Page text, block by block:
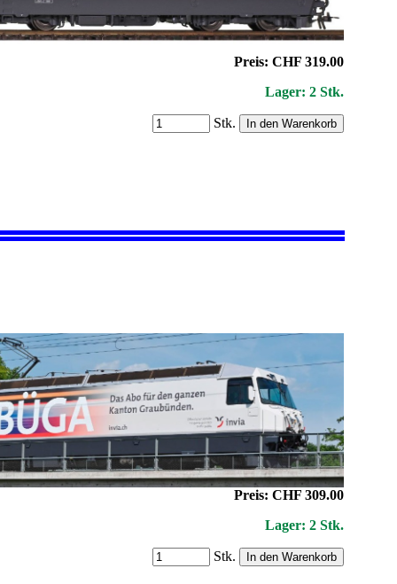
Preis: CHF 319.00
Lager: 2 Stk.
Stk.
Preis: CHF 309.00
Lager: 2 Stk.
Stk.